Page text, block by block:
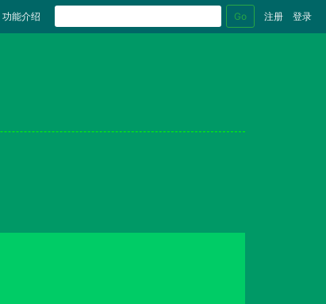
功能介绍 Go 注册 登录